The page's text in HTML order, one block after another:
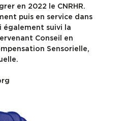
en 2022 le CNRHR.
puis en service dans
également suivi la
Conseil en
Sensorielle,